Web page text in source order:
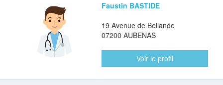
Faustin BASTIDE
19 Avenue de Bellande
07200 AUBENAS
Voir le profil